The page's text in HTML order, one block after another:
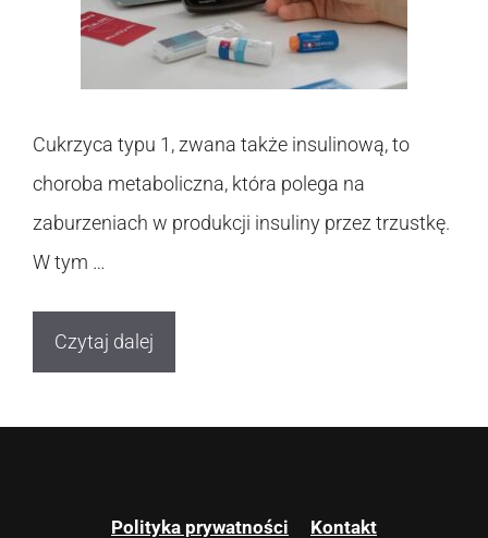
Cukrzyca typu 1, zwana także insulinową, to
choroba metaboliczna, która polega na
zaburzeniach w produkcji insuliny przez trzustkę.
W tym …
Czytaj dalej
Polityka prywatności Kontakt